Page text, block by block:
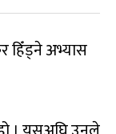
हिँड्ने अभ्यास